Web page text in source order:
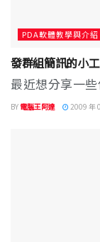
PDA軟體教學與介紹
發群組簡訊的小
最近想分享一
BY 電腦王阿達 2009 年